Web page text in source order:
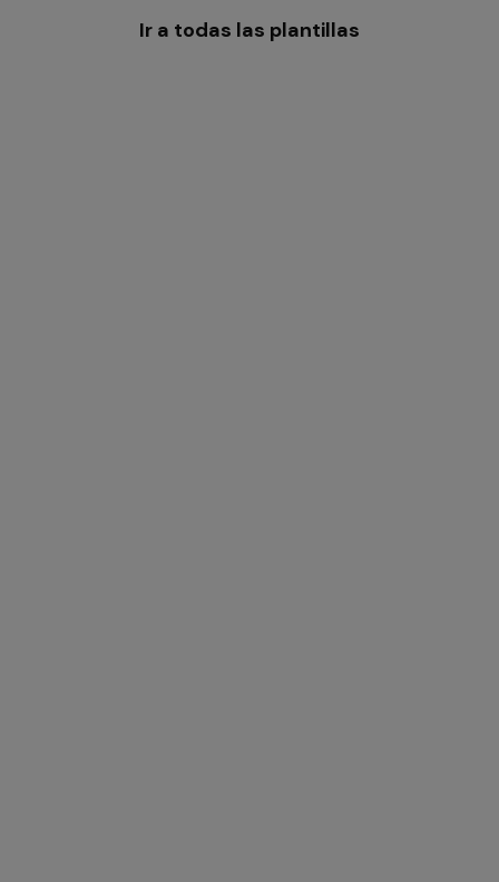
Ir a todas las plantillas